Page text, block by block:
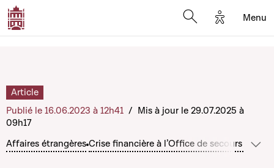
Options
Menu
Affaires étrangères Crise financière à l’Office de secours des
Article
Publié le 16.06.2023 à 12h41 / Mis à jour le 29.07.2025 à
09h17